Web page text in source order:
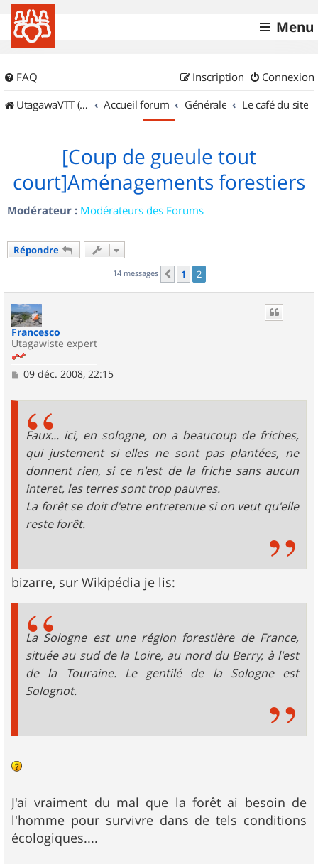
Menu
FAQ Connexion
Inscription
UtagawaVTT (Randos VTT et VTTAE avec traces GPS)
Accueil forum Générale Le café du site
[Coup de gueule tout
court]Aménagements forestiers
Modérateur : Modérateurs des Forums
Répondre
14 messages Précédent
1 2
Francesco
Utagawiste expert
M
09 déc. 2008, 22:15
Faux... ici, en sologne, on a beaucoup de friches,
qui justement si elles ne sont pas plantées, ne
donnent rien, si ce n'est de la friche sans aucun
interet, les terres sont trop pauvres.
La forêt se doit d'etre entretenue si on veut qu'elle
reste forêt.
bizarre, sur Wikipédia je lis:
La Sologne est une région forestière de France,
située au sud de la Loire, au nord du Berry, à l'est
de la Touraine. Le gentilé de la Sologne est
Solognot.
J'ai vraiment du mal que la forêt ai besoin de
l'homme pour survivre dans de tels conditions
écologiques....